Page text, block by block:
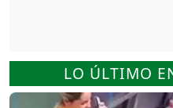
LO ÚLTIMO